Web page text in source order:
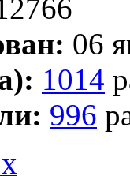
06
1014
996